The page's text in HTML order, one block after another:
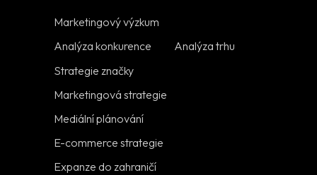
Marketingový výzkum
Analýza konkurence
Analýza trhu
Strategie značky
Marketingová strategie
Mediální plánování
E-commerce strategie
Expanze do zahraničí